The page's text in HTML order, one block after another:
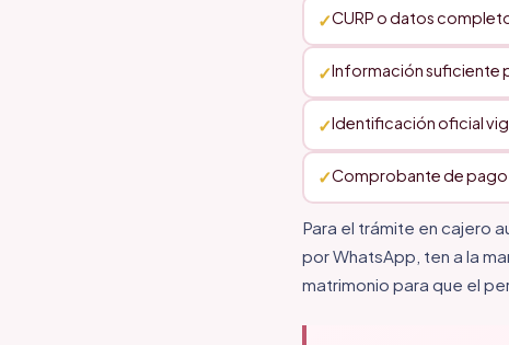
CURP o datos
Información suficiente
Identificación oficial
Comprobante de pago
Para el trámite en cajero
por WhatsApp, ten a la
matrimonio para que el